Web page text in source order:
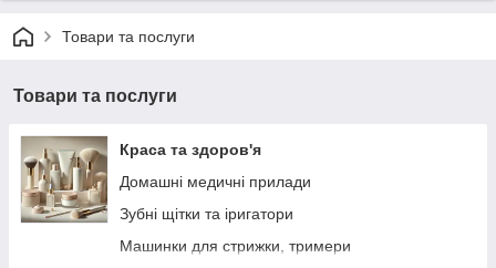
Товари та послуги
Товари та послуги
Краса та здоров'я
Домашні медичні прилади
Зубні щітки та іригатори
Машинки для стрижки, тримери